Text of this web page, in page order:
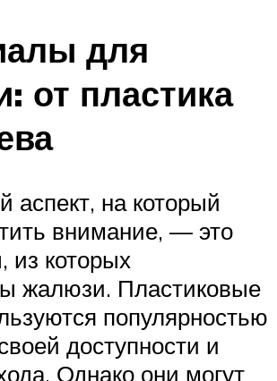
для
от пластика
на который
внимание, — это
из которых
жалюзи. Пластиковые
популярностью
доступности и
Однако они могут